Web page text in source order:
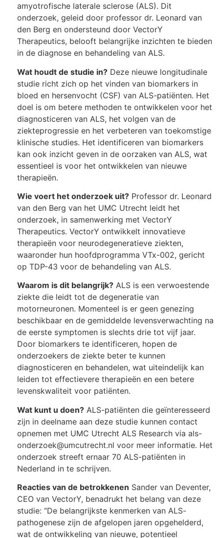
amyotrofische laterale sclerose (ALS). Dit
onderzoek, geleid door professor dr. Leonard van
den Berg en ondersteund door VectorY
Therapeutics, belooft belangrijke inzichten te bieden
in de diagnose en behandeling van ALS.
Wat houdt de studie in? Deze nieuwe longitudinale
studie richt zich op het vinden van biomarkers in
bloed en hersenvocht (CSF) van ALS-patiënten. Het
doel is om betere methoden te ontwikkelen voor het
diagnosticeren van ALS, het volgen van de
ziekteprogressie en het verbeteren van toekomstige
klinische studies. Het identificeren van biomarkers
kan ook inzicht geven in de oorzaken van ALS, wat
essentieel is voor het ontwikkelen van nieuwe
therapieën.
Wie voert het onderzoek uit? Professor dr. Leonard
van den Berg van het UMC Utrecht leidt het
onderzoek, in samenwerking met VectorY
Therapeutics. VectorY ontwikkelt innovatieve
therapieën voor neurodegeneratieve ziekten,
waaronder hun hoofdprogramma VTx-002, gericht
op TDP-43 voor de behandeling van ALS.
Waarom is dit belangrijk? ALS is een verwoestende
ziekte die leidt tot de degeneratie van
motorneuronen. Momenteel is er geen genezing
beschikbaar en de gemiddelde levensverwachting na
de eerste symptomen is slechts drie tot vijf jaar.
Door biomarkers te identificeren, hopen de
onderzoekers de ziekte beter te kunnen
diagnosticeren en behandelen, wat uiteindelijk kan
leiden tot effectievere therapieën en een betere
levenskwaliteit voor patiënten.
Wat kunt u doen? ALS-patiënten die geïnteresseerd
zijn in deelname aan deze studie kunnen contact
opnemen met UMC Utrecht ALS Research via als-
onderzoek@umcutrecht.nl voor meer informatie. Het
onderzoek streeft ernaar 70 ALS-patiënten in
Nederland in te schrijven.
Reacties van de betrokkenen Sander van Deventer,
CEO van VectorY, benadrukt het belang van deze
studie: “De belangrijkste kenmerken van ALS-
pathogenese zijn de afgelopen jaren opgehelderd,
wat de ontwikkeling van nieuwe, potentieel